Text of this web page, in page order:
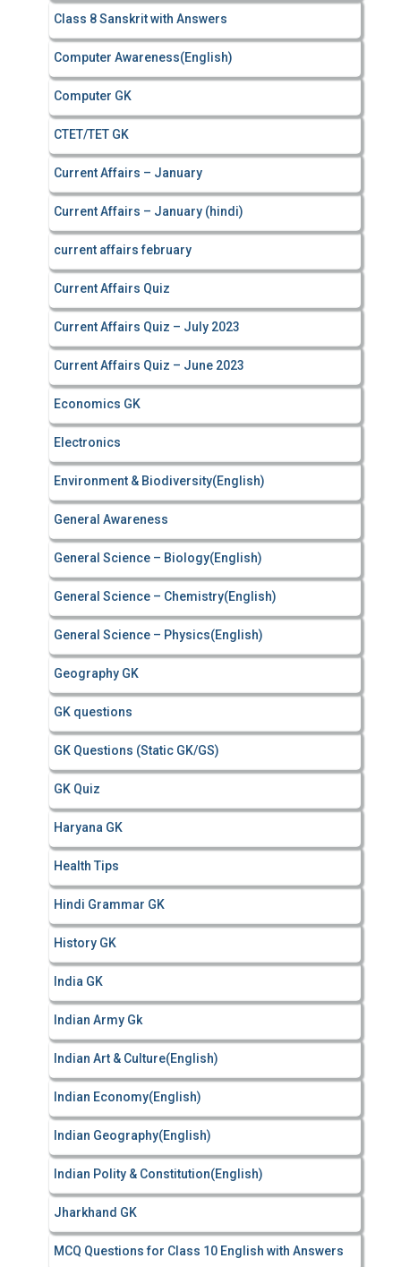
Class 8 Sanskrit with Answers
Computer Awareness(English)
Computer GK
CTET/TET GK
Current Affairs – January
Current Affairs – January (hindi)
current affairs february
Current Affairs Quiz
Current Affairs Quiz – July 2023
Current Affairs Quiz – June 2023
Economics GK
Electronics
Environment & Biodiversity(English)
General Awareness
General Science – Biology(English)
General Science – Chemistry(English)
General Science – Physics(English)
Geography GK
GK questions
GK Questions (Static GK/GS)
GK Quiz
Haryana GK
Health Tips
Hindi Grammar GK
History GK
India GK
Indian Army Gk
Indian Art & Culture(English)
Indian Economy(English)
Indian Geography(English)
Indian Polity & Constitution(English)
Jharkhand GK
MCQ Questions for Class 10 English with Answers